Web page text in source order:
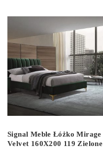
Signal Meble Łóżko Mirage
Velvet 160X200 119 Zielone